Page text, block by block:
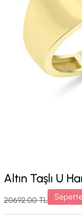
Altın Taşlı U
20692.00TL